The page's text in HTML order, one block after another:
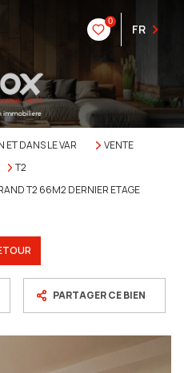
0
FR
ET DANS LE VAR
VENTE
T2
T2 66M2 DERNIER ETAGE
PARTAGER CE BIEN